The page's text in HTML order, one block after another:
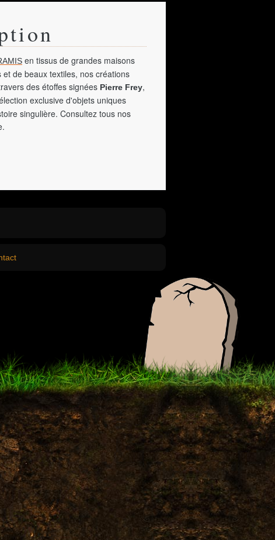
en tissus de grandes maisons
de beaux textiles, nos créations
des étoffes signées Pierre Frey,
exclusive d'objets uniques
singulière. Consultez tous nos